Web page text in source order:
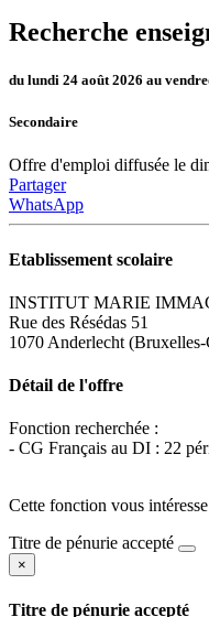
Recherche
du lundi 24 août 2026 au
Secondaire
Offre d'emploi diffusée le
Partager
WhatsApp
Etablissement scolaire
INSTITUT MARIE
Rue des Résédas 51
1070 Anderlecht
Détail de l'offre
Fonction recherchée :
- CG Français au DI : 22
Cette fonction vous
Titre de pénurie accepté
×
Titre de pénurie accepté